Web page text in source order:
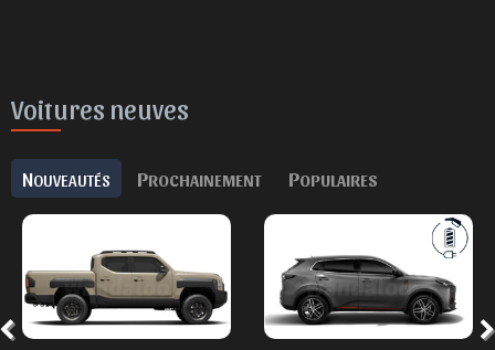
Voitures neuves
NOUVEAUTÉS PROCHAINEMENT POPULAIRES